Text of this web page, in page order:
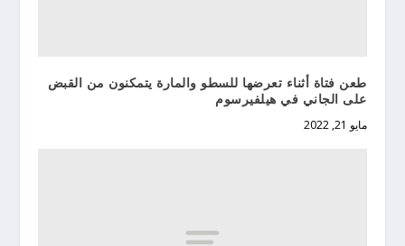
طعن فتاة أثناء تعرضها للسطو والمارة يتمكنون من القبض
على الجاني في هيلفيرسوم
مايو 21, 2022